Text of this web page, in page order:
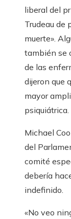
liberal del
Trudeau de
muerte».
también se
de las
dijeron que
mayor
psiquiátrica.
Michael
del
comité
debería
indefinido.
«No veo